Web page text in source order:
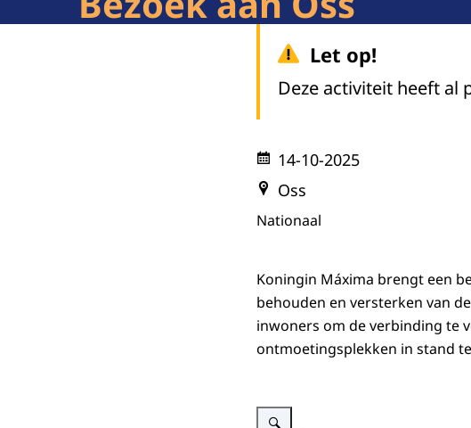
Let op!
Deze activiteit heeft al
14-10-2025
Oss
Nationaal
Koningin Máxima brengt een
behouden en versterken van
inwoners om de verbinding te
ontmoetingsplekken in stand
Vergroot afbeelding Koningin Máxima